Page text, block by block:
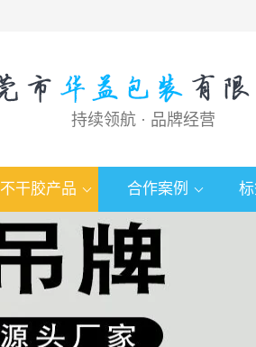
持续领航 · 品牌经营
不干胶产品 合作案例